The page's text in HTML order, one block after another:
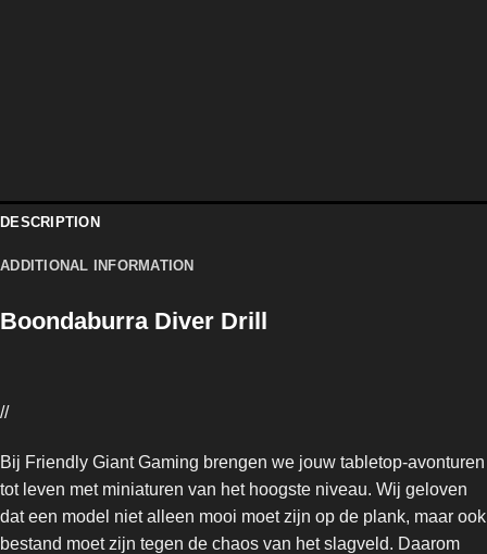
DESCRIPTION
ADDITIONAL INFORMATION
Boondaburra Diver Drill
//
Bij Friendly Giant Gaming brengen we jouw tabletop-avonturen
tot leven met miniaturen van het hoogste niveau. Wij geloven
dat een model niet alleen mooi moet zijn op de plank, maar ook
bestand moet zijn tegen de chaos van het slagveld. Daarom